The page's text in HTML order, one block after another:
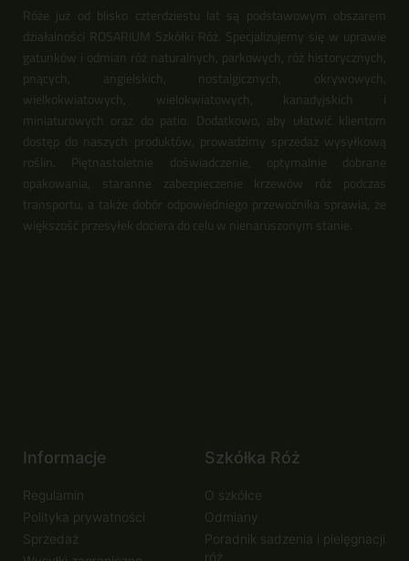
Róże już od blisko czterdziestu lat są podstawowym obszarem
działalności ROSARIUM Szkółki Róż. Specjalizujemy się w uprawie
gatunków i odmian róż naturalnych, parkowych, róż historycznych,
pnących, angielskich, nostalgicznych, okrywowych,
wielkokwiatowych, wielokwiatowych, kanadyjskich i
miniaturowych oraz do patio. Dodatkowo, aby ułatwić klientom
dostęp do naszych produktów, prowadzimy sprzedaż wysyłkową
roślin. Piętnastoletnie doświadczenie, optymalnie dobrane
opakowania, staranne zabezpieczenie krzewów róż podczas
transportu, a także dobór odpowiedniego przewoźnika sprawia, że
większość przesyłek dociera do celu w nienaruszonym stanie.
Informacje
Regulamin
Polityka prywatności
Sprzedaż
Szkółka Róż
O szkółce
Odmiany
Poradnik sadzenia i pielęgnacji
róż